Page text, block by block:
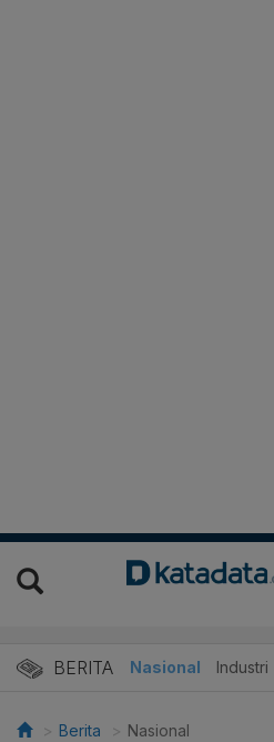
BERITA Nasional Industri
Berita Nasional